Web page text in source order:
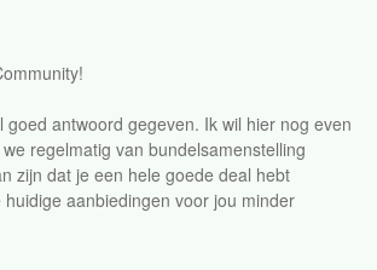
goed antwoord gegeven. Ik wil hier nog even
regelmatig van bundelsamenstelling
zijn dat je een hele goede deal hebt
aanbiedingen voor jou minder